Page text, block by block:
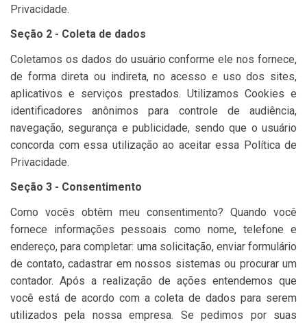
Privacidade.
Seção 2 - Coleta de dados
Coletamos os dados do usuário conforme ele nos fornece,
de forma direta ou indireta, no acesso e uso dos sites,
aplicativos e serviços prestados. Utilizamos Cookies e
identificadores anônimos para controle de audiência,
navegação, segurança e publicidade, sendo que o usuário
concorda com essa utilização ao aceitar essa Política de
Privacidade.
Seção 3 - Consentimento
Como vocês obtêm meu consentimento? Quando você
fornece informações pessoais como nome, telefone e
endereço, para completar: uma solicitação, enviar formulário
de contato, cadastrar em nossos sistemas ou procurar um
contador. Após a realização de ações entendemos que
você está de acordo com a coleta de dados para serem
utilizados pela nossa empresa. Se pedimos por suas